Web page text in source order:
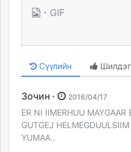
· GIF
Сүүлийн Шилдэг
Зочин · 2016/04/17
ER NI IIMERHUU MAYGAAR
GUTGEJ
YUMAA..